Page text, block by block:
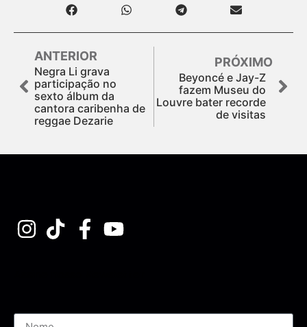
ANTERIOR
Negra Li grava
participação no
sexto álbum da
cantora caribenha de
reggae Dezarie
PRÓXIMO
Beyoncé e Jay-Z
fazem Museu do
Louvre bater recorde
de visitas